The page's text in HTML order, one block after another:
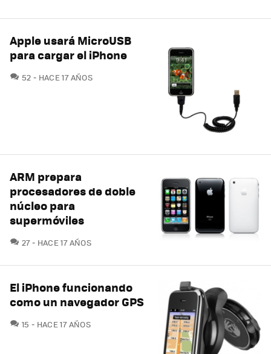
Apple usará MicroUSB
para cargar el iPhone
52 COMENTARIOS
HACE 17 AÑOS
ARM prepara
procesadores de doble
núcleo para
supermóviles
27COMENTARIOS
HACE 17 AÑOS
El iPhone funcionando
como un navegador GPS
15 COMENTARIOS
HACE 17 AÑOS